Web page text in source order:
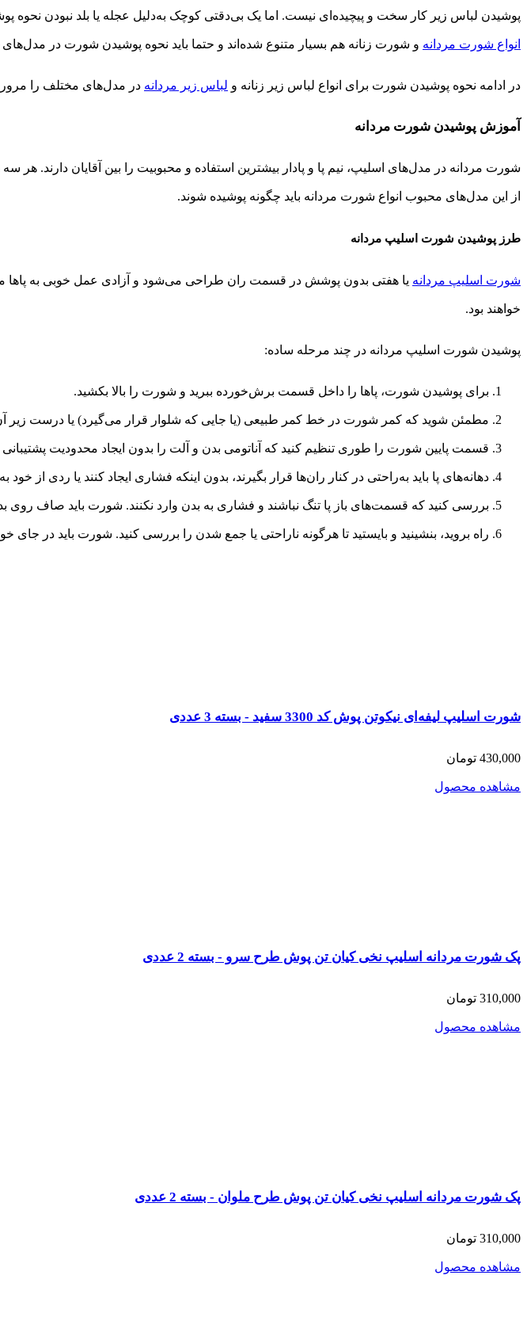
پوشیدن لباس زیر کار سخت و پیچیده‌ای نیست. اما یک بی‌دقتی کوچک به‌دلیل عجله یا بلد نبودن
انواع شورت مردانه و شورت زنانه هم بسیار متنوع شده‌اند و حتما باید نحوه پوشیدن شورت در
در ادامه نحوه پوشیدن شورت برای انواع لباس زیر زنانه و لباس زیر مردانه در مدل‌های مختلف را
آموزش پوشیدن شورت مردانه
شورت مردانه در مدل‌های اسلیپ، نیم پا و پادار بیشترین استفاده و محبوبیت را بین آقایان دارند.
از این مدل‌های محبوب انواع شورت مردانه باید چگونه پوشیده شوند.
طرز پوشیدن شورت اسلیپ مردانه
شورت اسلیپ مردانه یا هفتی بدون پوشش در قسمت ران طراحی می‌شود و آزادی عمل خوبی به پاها
خواهند بود.
پوشیدن شورت اسلیپ مردانه در چند مرحله ساده:
برای پوشیدن شورت، پاها را داخل قسمت برش‌خورده ببرید و شورت را بالا بکشید.
مطمئن شوید که کمر شورت در خط کمر طبیعی (یا جایی که شلوار قرار می‌گیرد) یا درست زیر آن
قسمت پایین شورت را طوری تنظیم کنید که آناتومی بدن و آلت را بدون ایجاد محدودیت پشتیبانی
دهانه‌های پا باید به‌راحتی در کنار ران‌ها قرار بگیرند، بدون اینکه فشاری ایجاد کنند یا ردی از
بررسی کنید که قسمت‌های باز پا تنگ نباشند و فشاری به بدن وارد نکنند. شورت باید صاف روی بدن
راه بروید، بنشینید و بایستید تا هرگونه ناراحتی یا جمع شدن را بررسی کنید. شورت‌ باید در
شورت اسلیپ لیفه‌ای نیکوتن پوش کد 3300 سفید - بسته 3 عددی
430,000 تومان
مشاهده محصول
پک شورت مردانه اسلیپ نخی کیان تن پوش طرح سرو - بسته 2 عددی
310,000 تومان
مشاهده محصول
پک شورت مردانه اسلیپ نخی کیان تن پوش طرح ملوان - بسته 2 عددی
310,000 تومان
مشاهده محصول